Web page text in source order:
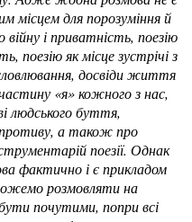
місцем для порозуміння й
і приватність, поезію
поезію як місце зустрічі з
досвіди життя
«я» кожного з нас,
людського буття,
а також про
поезії. Однак
фактично і є прикладом
розмовляти на
почутими, попри всі